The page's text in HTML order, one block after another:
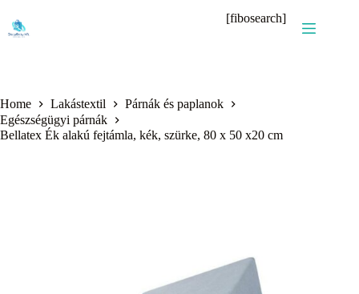
content
[fibosearch]
Home Lakástextil
Párnák és paplanok
Egészségügyi párnák
Bellatex Ék alakú fejtámla, kék, szürke, 80 x 50 x20 cm